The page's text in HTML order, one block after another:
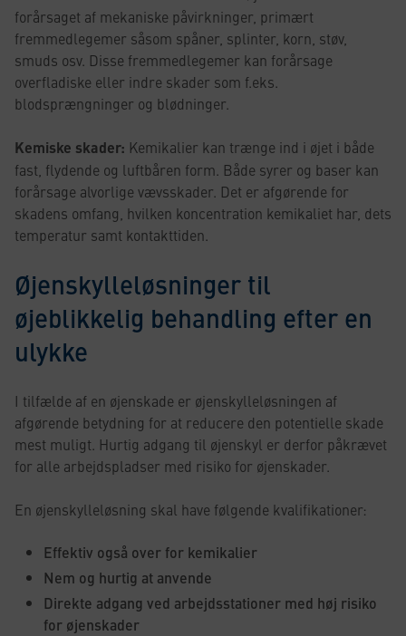
forårsaget af mekaniske påvirkninger, primært
fremmedlegemer såsom spåner, splinter, korn, støv,
smuds osv. Disse fremmedlegemer kan forårsage
overfladiske eller indre skader som f.eks.
blodsprængninger og blødninger.
Kemiske skader: Kemikalier kan trænge ind i øjet i både
fast, flydende og luftbåren form. Både syrer og baser kan
forårsage alvorlige vævsskader. Det er afgørende for
skadens omfang, hvilken koncentration kemikaliet har, dets
temperatur samt kontakttiden.
Øjenskylleløsninger til
øjeblikkelig behandling efter en
ulykke
I tilfælde af en øjenskade er øjenskylleløsningen af
afgørende betydning for at reducere den potentielle skade
mest muligt. Hurtig adgang til øjenskyl er derfor påkrævet
for alle arbejdspladser med risiko for øjenskader.
En øjenskylleløsning skal have følgende kvalifikationer:
Effektiv også over for kemikalier
Nem og hurtig at anvende
Direkte adgang ved arbejdsstationer med høj risiko
for øjenskader